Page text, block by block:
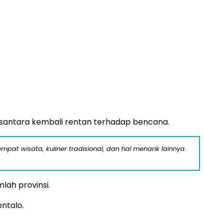
kembali rentan terhadap bencana.
wisata, kuliner tradisional, dan hal menarik lainnya.
provinsi.